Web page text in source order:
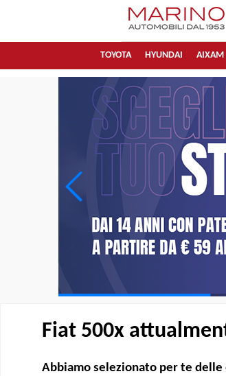
TOYOTA HYUNDAI AIXAM
Fiat 500x
Abbiamo selezionato per te